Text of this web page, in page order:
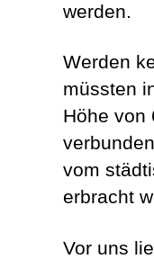
werden.
Werden
müssten
Höhe von
vom
erbracht
Vor uns